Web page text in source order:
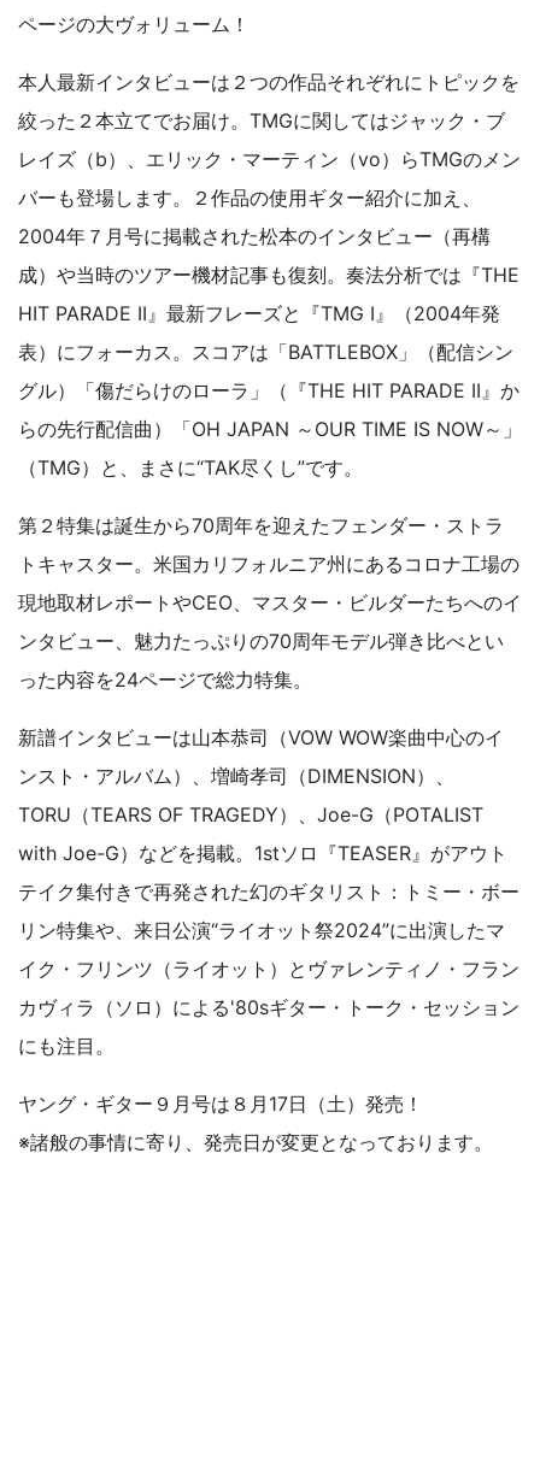
ページの大ヴォリューム！
本人最新インタビューは２つの作品それぞれにトピックを
絞った２本立てでお届け。TMGに関してはジャック・ブ
レイズ（b）、エリック・マーティン（vo）らTMGのメン
バーも登場します。２作品の使用ギター紹介に加え、
2004年７月号に掲載された松本のインタビュー（再構
成）や当時のツアー機材記事も復刻。奏法分析では『THE
HIT PARADE II』最新フレーズと『TMG I』（2004年発
表）にフォーカス。スコアは「BATTLEBOX」（配信シン
グル）「傷だらけのローラ」（『THE HIT PARADE II』か
らの先行配信曲）「OH JAPAN ～OUR TIME IS NOW～」
（TMG）と、まさに“TAK尽くし”です。
第２特集は誕生から70周年を迎えたフェンダー・ストラ
トキャスター。米国カリフォルニア州にあるコロナ工場の
現地取材レポートやCEO、マスター・ビルダーたちへのイ
ンタビュー、魅力たっぷりの70周年モデル弾き比べとい
った内容を24ページで総力特集。
新譜インタビューは山本恭司（VOW WOW楽曲中心のイ
ンスト・アルバム）、増崎孝司（DIMENSION）、
TORU（TEARS OF TRAGEDY）、Joe-G（POTALIST
with Joe-G）などを掲載。1stソロ『TEASER』がアウト
テイク集付きで再発された幻のギタリスト：トミー・ボー
リン特集や、来日公演“ライオット祭2024”に出演したマ
イク・フリンツ（ライオット）とヴァレンティノ・フラン
カヴィラ（ソロ）による'80sギター・トーク・セッション
にも注目。
ヤング・ギター９月号は８月17日（土）発売！
※諸般の事情に寄り、発売日が変更となっております。